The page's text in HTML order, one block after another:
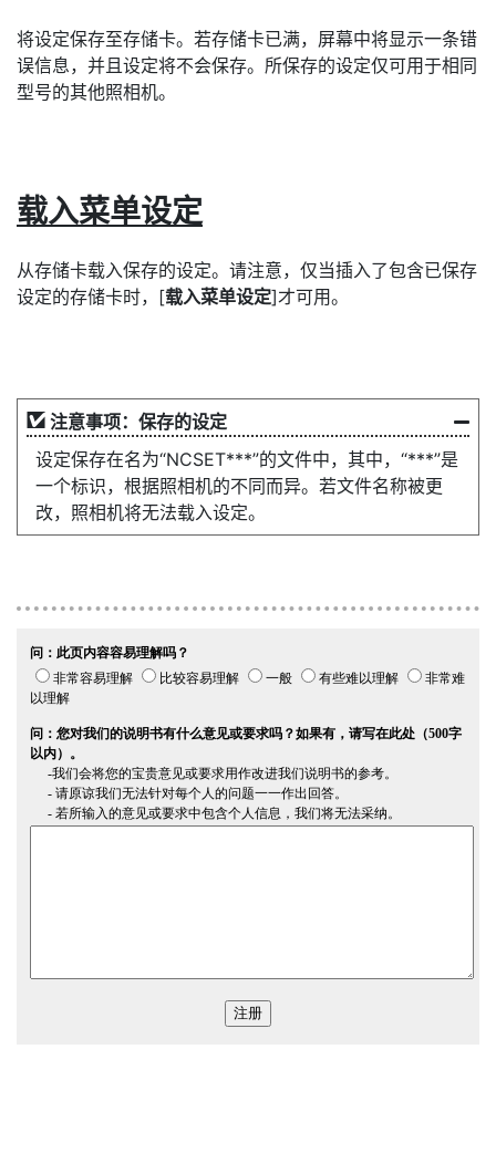
将设定保存至存储卡。若存储卡已满，屏幕中将显示一条错
误信息，并且设定将不会保存。所保存的设定仅可用于相同
型号的其他照相机。
载入菜单设定
从存储卡载入保存的设定。请注意，仅当插入了包含已保存
设定的存储卡时，[载入菜单设定]才可用。
注意事项：保存的设定
设定保存在名为“NCSET***”的文件中，其中，“***”是
一个标识，根据照相机的不同而异。若文件名称被更
改，照相机将无法载入设定。